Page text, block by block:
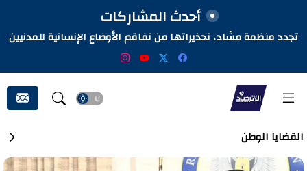
أحدث المشاركات
تجدد منظمة مشاد، تحذيراتها من تفاقم الأوضاع الإنسانية للمدنيين
المتأثرين بالحرب في السودان
القضايا الوطن